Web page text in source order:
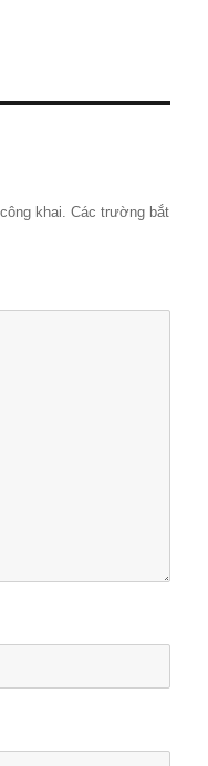
khai. Các trường bắt